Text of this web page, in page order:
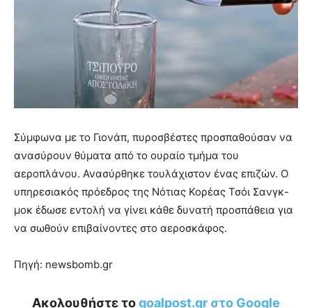
Σύμφωνα με το Γιονάπ, πυροσβέστες προσπαθούσαν να
ανασύρουν θύματα από το ουραίο τμήμα του
αεροπλάνου. Ανασύρθηκε τουλάχιστον ένας επιζών. Ο
υπηρεσιακός πρόεδρος της Νότιας Κορέας Τσόι Σανγκ-
μοκ έδωσε εντολή να γίνει κάθε δυνατή προσπάθεια για
να σωθούν επιβαίνοντες στο αεροσκάφος.
Πηγή: newsbomb.gr
Ακολουθήστε τοgoalpost.gr στο Google